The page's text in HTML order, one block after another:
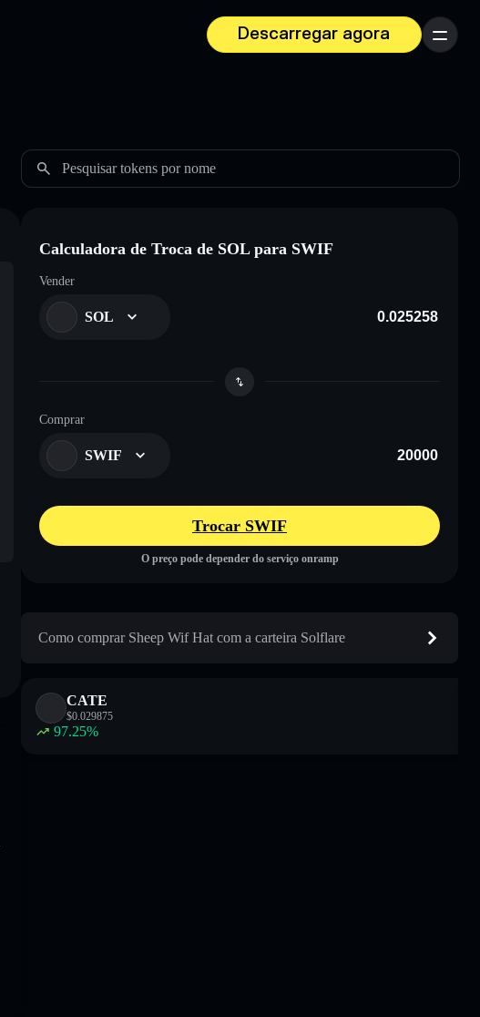
Descarregar agora
Menu
Pesquisar tokens por nome
Calculadora de Troca de SOL para SWIF
Vender
SOL
Comprar
SWIF
Trocar SWIF
O preço pode depender do serviço onramp
Como comprar Sheep Wif Hat com a carteira Solflare
CATE
$0.029875
97.25%